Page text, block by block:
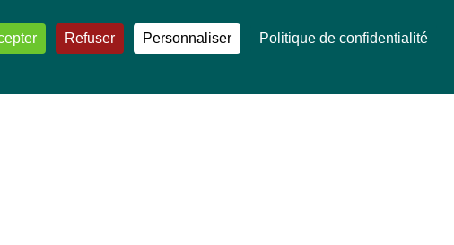
Refuser Personnaliser Politique de confidentialité